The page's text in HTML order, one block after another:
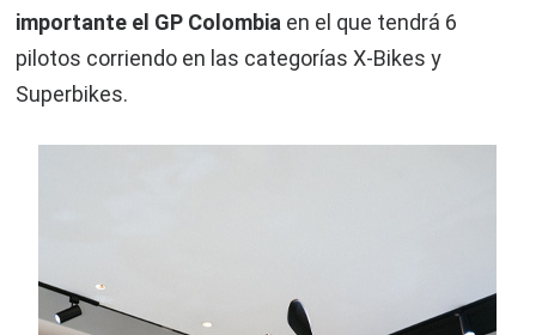
importante el GP Colombia en el que tendrá 6
pilotos corriendo en las categorías X-Bikes y
Superbikes.